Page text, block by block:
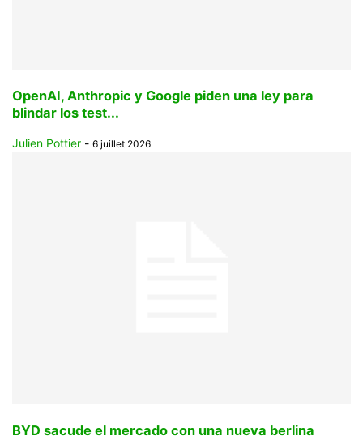
OpenAI, Anthropic y Google piden una ley para
blindar los test...
Julien Pottier - 6 juillet 2026
BYD sacude el mercado con una nueva berlina